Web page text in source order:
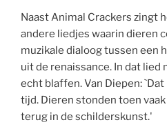
Naast Animal Crackers zingt
andere liedjes waarin dieren
muzikale dialoog tussen een
uit de renaissance. In dat lied
echt blaffen. Van Diepen:
tijd. Dieren stonden toen
terug in de schilderskunst.'